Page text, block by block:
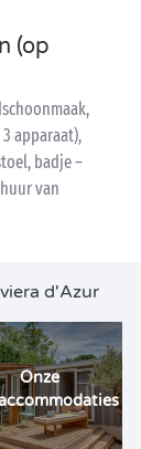
(op
apparaat),
badje –
van
d'Azur
Onze